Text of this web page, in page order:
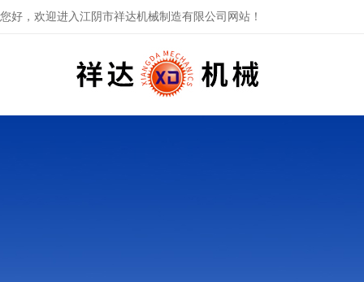
您好，欢迎进入江阴市祥达机械制造有限公司网站！